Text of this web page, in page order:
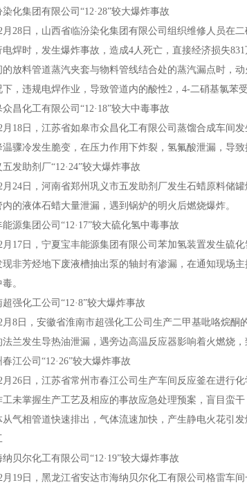
集团有限公司“12·28”较大爆炸事故
日，山西省临汾染化集团有限公司组织维修人员在
焊时，发生爆炸事故，造成4人死亡，直接经济损失
放料管道蒸汽夹套与物料管线结合处的蒸汽漏点时，
，违规电焊作业，导致管道内的酸性2，4-二硝基氯苯
化工有限公司“12·18”较大中毒事故
日，江苏省如皋市众昌化工有限公司蒸馏合成车间
骤冷发生脆变，在压力作用下炸裂，氢氟酸泄漏，导致
助剂厂“12·24”较大爆炸事故
日，河南省郑州巩义市五发助剂厂发生石蜡原料储
的液体石蜡大量泄漏，遇到锅炉的明火后燃烧爆炸。
集团公司“12·17”较大硫化氢中毒事故
日，宁夏宝丰能源集团有限公司苯加氢装置发生硫
非芳烃地下废液槽抽出泵的轴封有渗漏，在通知现场
。
化工公司“12·8”较大爆炸事故
日，安徽省淮南市超强化工公司生产二甲基吡咯烷酮
兰发生导热油泄漏，遇旁边高温反应器影响着火燃烧
公司“12·26”较大爆炸事故
日，江苏省常州市春江公司生产车间反应釜在进行
未掌握生产工艺及相应的事故应急处理预案，盲目蛮
气相管道快速排出，气体流速加快，产生静电火花引发
尔化工有限公司“12·19”较大爆炸事故
日，黑龙江省安达市海纳贝尔化工有限公司格雷车